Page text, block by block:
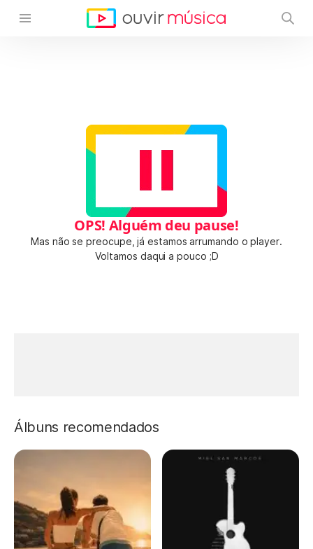
OPS! Alguém deu pause!
Mas não se preocupe, já estamos arrumando o player.
Voltamos daqui a pouco ;D
Álbuns recomendados